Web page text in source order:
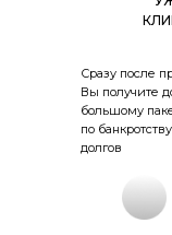
Сразу после
Вы получите
большому
по
долгов